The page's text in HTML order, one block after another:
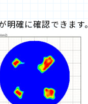
明確に確認できます。